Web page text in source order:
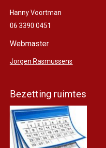
Hanny Voortman
06 3390 0451
Webmaster
Jorgen Rasmussens
Bezetting ruimtes